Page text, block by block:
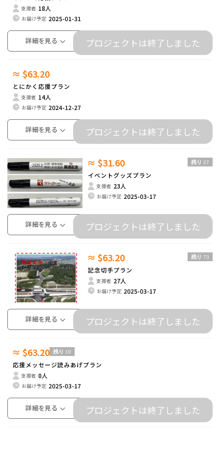
支援者 18人
お届け予定 2025-01-31
詳細を見る プロジェクトは終了しました
≈ $63.20
とにかく応援プラン
支援者 14人
お届け予定 2024-12-27
詳細を見る プロジェクトは終了しました
≈ $31.60 残り 27
イベントグッズプラン
支援者 23人
お届け予定 2025-03-17
詳細を見る プロジェクトは終了しました
≈ $63.20 残り 73
記念切手プラン
支援者 27人
お届け予定 2025-03-17
詳細を見る プロジェクトは終了しました
≈ $63.20 残り 10
応援メッセージ読みあげプラン
支援者 0人
お届け予定 2025-03-17
詳細を見る プロジェクトは終了しました